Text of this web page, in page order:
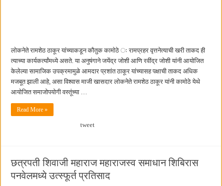
लोकनेते रामशेठ ठाकूर यांच्याकडून कौतुक कामोठे ः रामप्रहर वृत्तनेत्याची खरी ताकद ही
त्याच्या कार्यकर्त्यांमध्ये असते. या अनुषंगाने जयेंद्र जोशी आणि रवींद्र जोशी यांनी आयोजित
केलेल्या सामाजिक उपक्रमामुळे आमदार प्रशांत ठाकूर यांच्यासह पक्षाची ताकद अधिक
मजबूत झाली आहे, असा विश्वास माजी खासदार लोकनेते रामशेठ ठाकूर यांनी कामोठे येथे
आयोजित समाजोपयोगी वस्तूंच्या …
Read More »
tweet
छत्रपती शिवाजी महाराज महाराजस्व समाधान शिबिरास
पनवेलमध्ये उत्स्फूर्त प्रतिसाद